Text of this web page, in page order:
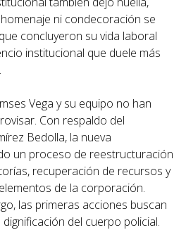
ni condecoración se
concluyeron su vida laboral
institucional que duele más
Vega y su equipo no han
Con respaldo del
Bedolla, la nueva
un proceso de reestructuración
recuperación de recursos y
de la corporación.
las primeras acciones buscan
del cuerpo policial.